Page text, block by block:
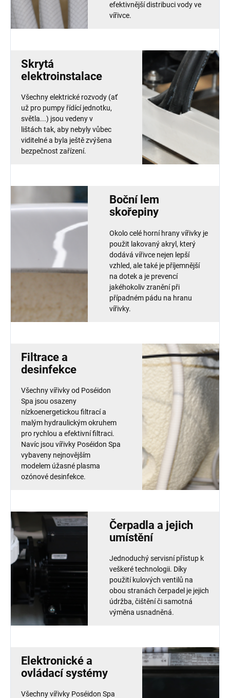
efektivnější distribuci vody ve
vířivce.
Skrytá
elektroinstalace
Všechny elektrické rozvody (ať
už pro pumpy řídící jednotku,
světla...) jsou vedeny v
lištách tak, aby nebyly vůbec
viditelné a byla ještě zvýšena
bezpečnost zařízení.
Boční lem
skořepiny
Okolo celé horní hrany vířivky je
použit lakovaný akryl, který
dodává vířivce nejen lepší
vzhled, ale také je příjemnější
na dotek a je prevencí
jakéhokoliv zranění při
případném pádu na hranu
vířivky.
Filtrace a
desinfekce
Všechny vířivky od Poséidon
Spa jsou osazeny
nízkoenergetickou filtrací a
malým hydraulickým okruhem
pro rychlou a efektivní filtraci.
Navíc jsou vířivky Poséidon Spa
vybaveny nejnovějším
modelem úžasné plasma
ozónové desinfekce.
Čerpadla a jejich
umístění
Jednoduchý servisní přístup k
veškeré technologii. Díky
použití kulových ventilů na
obou stranách čerpadel je jejich
údržba, čištění či samotná
výměna usnadněná.
Elektronické a
ovládací systémy
Všechny vířivky Poséidon Spa